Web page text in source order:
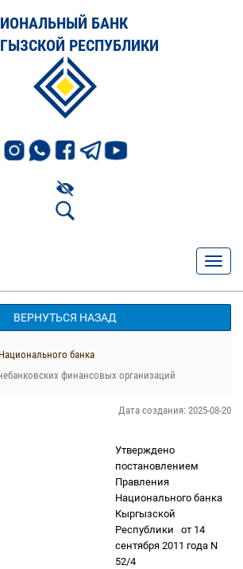
БАНК
РЕСПУБЛИКИ
ВЕРНУТЬСЯ НАЗАД
банка
финансовых организаций
Дата создания: 2025-08-20
Утверждено
постановлением
Правления
Национального банка
Кыргызской
Республики
от 14
сентября 2011 года N
52/4